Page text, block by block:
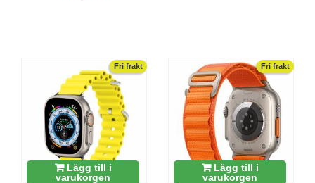
Fri frakt
Lägg till i
varukorgen
Fri frakt
Lägg till i
varukorgen